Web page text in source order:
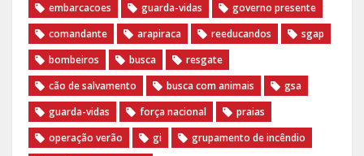
embarcacoes
guarda-vidas
governo presente
comandante
arapiraca reeducandos
sgap
bombeiros
busca
resgate
cão de salvamento
busca com animais
gsa
guarda-vidas
força nacional
praias
operação verão
gi
grupamento de incêndio